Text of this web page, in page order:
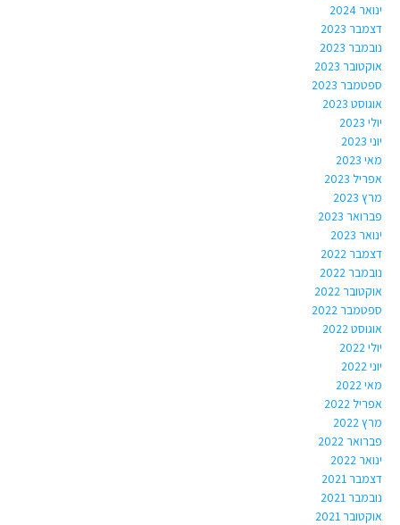
ינואר 2024
דצמבר 2023
נובמבר 2023
אוקטובר 2023
ספטמבר 2023
אוגוסט 2023
יולי 2023
יוני 2023
מאי 2023
אפריל 2023
מרץ 2023
פברואר 2023
ינואר 2023
דצמבר 2022
נובמבר 2022
אוקטובר 2022
ספטמבר 2022
אוגוסט 2022
יולי 2022
יוני 2022
מאי 2022
אפריל 2022
מרץ 2022
פברואר 2022
ינואר 2022
דצמבר 2021
נובמבר 2021
אוקטובר 2021